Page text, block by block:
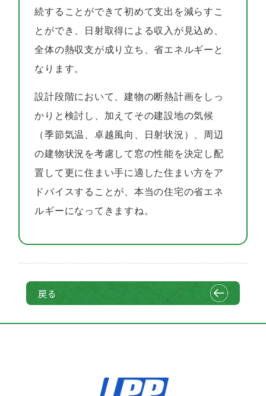
続することができて初めて支出を減らすこ
とができ、日射取得による収入が見込め、
全体の熱収支が成り立ち、省エネルギーと
なります。
設計段階において、建物の断熱計画をしっ
かりと検討し、加えてその建設地の気候
（季節気温、卓越風向、日射状況）、周辺
の建物状況を考慮して窓の性能を決定し配
置して更に住まい手に適した住まい方をア
ドバイスすることが、本当の住宅の省エネ
ルギーになってきますね。
戻る